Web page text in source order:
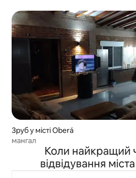
Зруб у місті Oberá
мангал
Коли найкращий
відвідування